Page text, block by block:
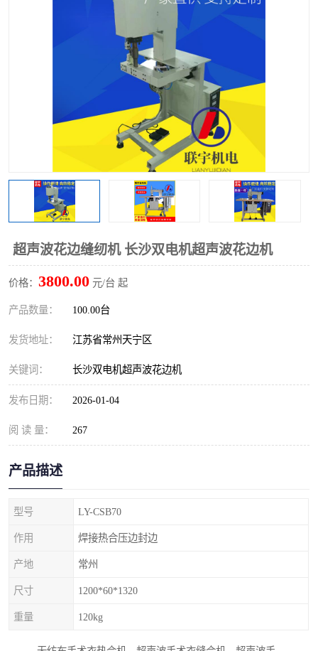
超声波花边缝纫机 长沙双电机超声波花边机
价格： 3800.00 元/台 起
产品数量： 100.00台
发货地址： 江苏省常州天宁区
关键词： 长沙双电机超声波花边机
发布日期： 2026-01-04
阅 读 量： 267
产品描述
型号 LY-CSB70
作用 焊接热合压边封边
产地 常州
尺寸 1200*60*1320
重量 120kg
海绵产品成型机